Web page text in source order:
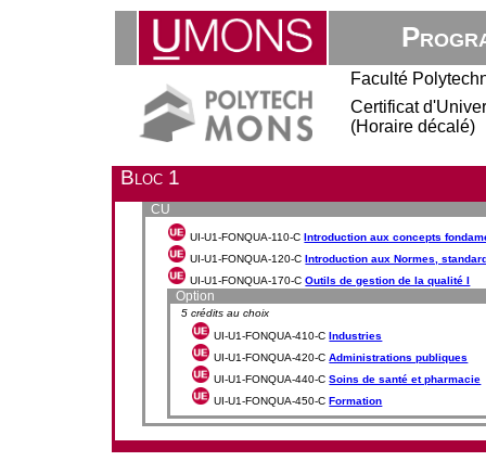
Faculté
Certificat
(Horaire décalé)
Bloc 1
CU
UI-U1-FONQUA-110-CIntroduction aux concepts
UI-U1-FONQUA-120-CIntroduction aux Normes,
UI-U1-FONQUA-170-COutils de gestion de la qualité I
Option
5 crédits au choix
UI-U1-FONQUA-410-CIndustries
UI-U1-FONQUA-420-CAdministrations publiques
UI-U1-FONQUA-440-CSoins de santé et pharmacie
UI-U1-FONQUA-450-CFormation